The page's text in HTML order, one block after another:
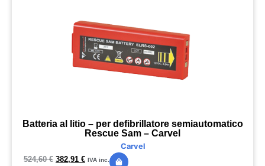
Batteria al litio – per defibrillatore semiautomatico
Rescue Sam – Carvel
Carvel
524,60€ 382,91 € IVA inc.